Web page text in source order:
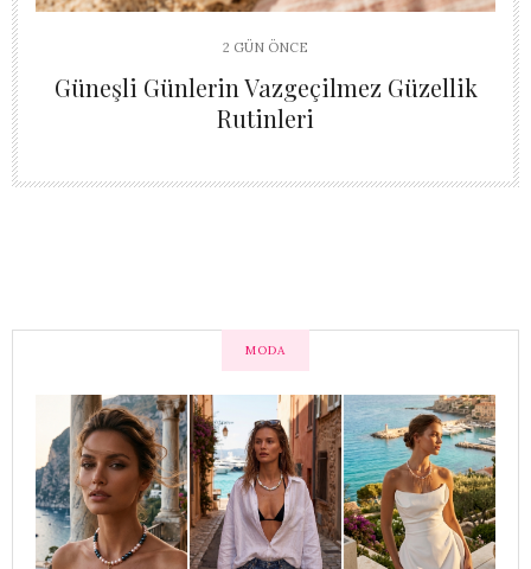
2 GÜN ÖNCE
Güneşli Günlerin Vazgeçilmez Güzellik
Rutinleri
MODA